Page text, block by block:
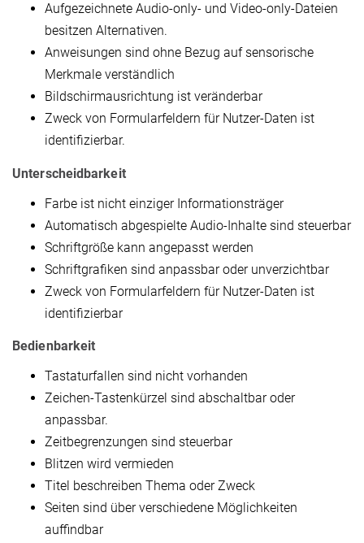
Aufgezeichnete Audio-only- und Video-only-Dateien
besitzen Alternativen.
Anweisungen sind ohne Bezug auf sensorische
Merkmale verständlich
Bildschirmausrichtung ist veränderbar
Zweck von Formularfeldern für Nutzer-Daten ist
identifizierbar.
Unterscheidbarkeit
Farbe ist nicht einziger Informationsträger
Automatisch abgespielte Audio-Inhalte sind steuerbar
Schriftgröße kann angepasst werden
Schriftgrafiken sind anpassbar oder unverzichtbar
Zweck von Formularfeldern für Nutzer-Daten ist
identifizierbar
Bedienbarkeit
Tastaturfallen sind nicht vorhanden
Zeichen-Tastenkürzel sind abschaltbar oder
anpassbar.
Zeitbegrenzungen sind steuerbar
Blitzen wird vermieden
Titel beschreiben Thema oder Zweck
Seiten sind über verschiedene Möglichkeiten
auffindbar